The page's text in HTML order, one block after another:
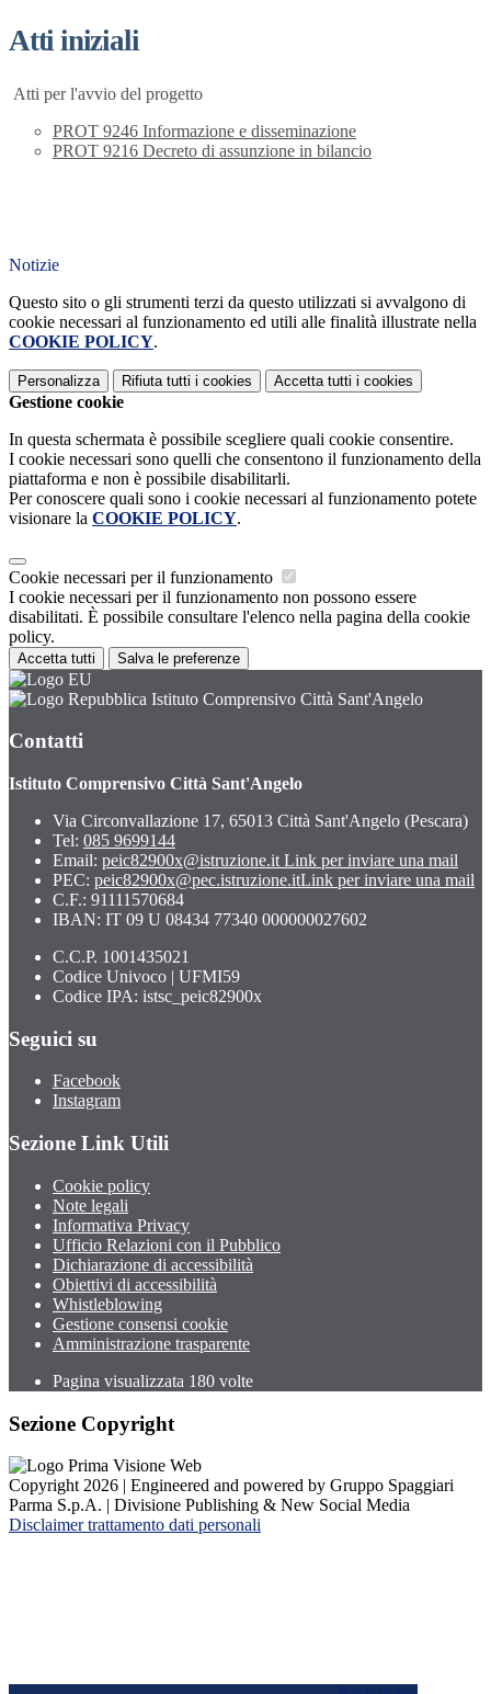
Atti iniziali
Atti per l'avvio del progetto
PROT 9246 Informazione e disseminazione
PROT 9216 Decreto di assunzione in bilancio
Notizie
Questo sito o gli strumenti terzi da questo utilizzati si avvalgono di
cookie necessari al funzionamento ed utili alle finalità illustrate nella
COOKIE POLICY.
Personalizza Rifiuta tutti i cookies Accetta tutti i cookies
Gestione cookie
In questa schermata è possibile scegliere quali cookie consentire.
I cookie necessari sono quelli che consentono il funzionamento della
piattaforma e non è possibile disabilitarli.
Per conoscere quali sono i cookie necessari al funzionamento potete
visionare la COOKIE POLICY.
Cookie necessari per il funzionamento
I cookie necessari per il funzionamento non possono essere
disabilitati. È possibile consultare l'elenco nella pagina della cookie
policy.
Accetta tutti Salva le preferenze
Istituto Comprensivo Città Sant'Angelo
Contatti
Istituto Comprensivo Città Sant'Angelo
Via Circonvallazione 17, 65013 Città Sant'Angelo (Pescara)
Tel: 085 9699144
Email: peic82900x@istruzione.it Link per inviare una mail
PEC: peic82900x@pec.istruzione.itLink per inviare una mail
C.F.: 91111570684
IBAN: IT 09 U 08434 77340 000000027602
C.C.P. 1001435021
Codice Univoco | UFMI59
Codice IPA: istsc_peic82900x
Seguici su
Facebook
Instagram
Sezione Link Utili
Cookie policy
Note legali
Informativa Privacy
Ufficio Relazioni con il Pubblico
Dichiarazione di accessibilità
Obiettivi di accessibilità
Whistleblowing
Gestione consensi cookie
Amministrazione trasparente
Pagina visualizzata 180 volte
Sezione Copyright
Copyright 2026 | Engineered and powered by Gruppo Spaggiari
Parma S.p.A. | Divisione Publishing & New Social Media
Disclaimer trattamento dati personali